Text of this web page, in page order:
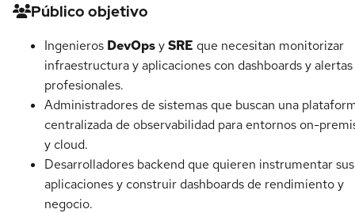
Detalles del curso
Público objetivo
Ingenieros DevOpsySRE que necesitan monitorizar
infraestructura y aplicaciones con dashboards y alertas
profesionales.
Administradores de sistemas que buscan una
centralizada de observabilidad para entornos on-
y cloud.
Desarrolladores backend que quieren instrumentar sus
aplicaciones y construir dashboards de rendimiento y
negocio.